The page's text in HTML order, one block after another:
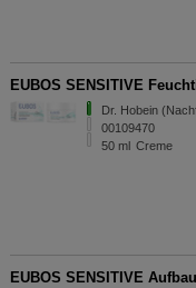
EUBOS SENSITIVE
Dr. Hobein
00109470
50 ml Creme
EUBOS SENSITIVE